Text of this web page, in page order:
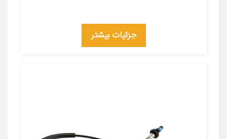
جزئیات بیشتر